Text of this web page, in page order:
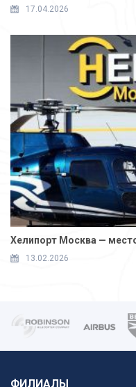
17.04.2026
Хелипорт Москва —
13.02.2026
ФИЛИАЛЫ